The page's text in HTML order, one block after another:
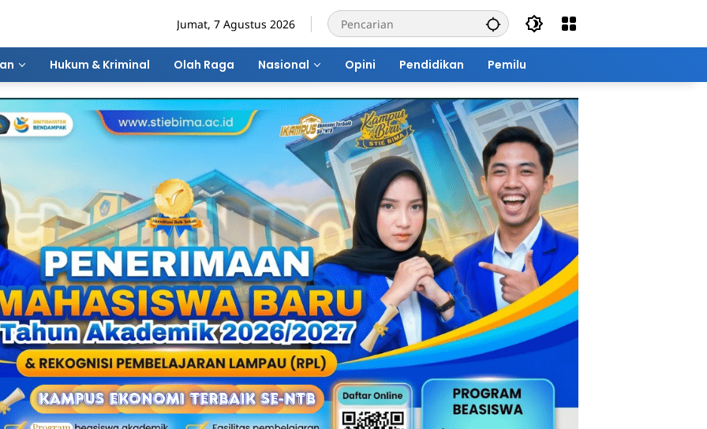
Jumat, 7 Agustus 2026
Hukum & Kriminal Olah Raga Nasional Opini Pendidikan Pemilu